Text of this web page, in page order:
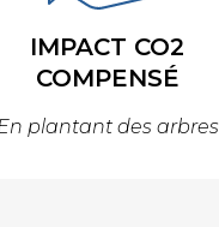
IMPACT CO2
COMPENSÉ
plantant des arbres